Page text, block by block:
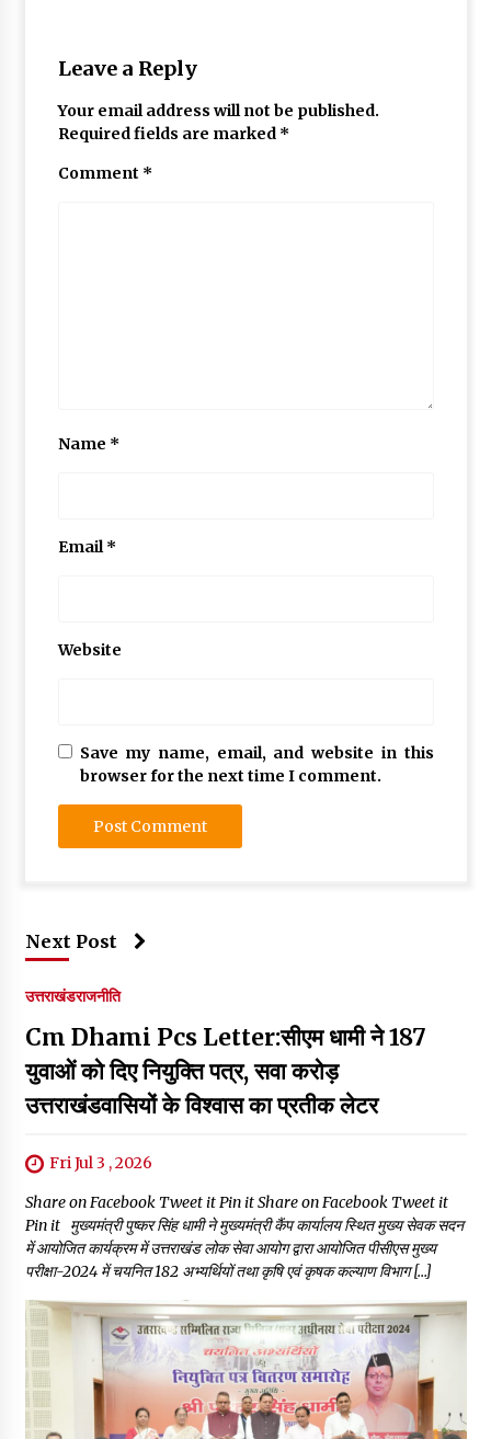
Leave a Reply
Your email address will not be published.
Required fields are marked *
Comment *
Name *
Email*
Website
Save my name, email, and website in this
browser for the next time I comment.
Next Post
उत्तराखंडराजनीति
Cm Dhami Pcs Letter:सीएम धामी ने 187
युवाओं को दिए नियुक्ति पत्र, सवा करोड़
उत्तराखंडवासियों के विश्वास का प्रतीक लेटर
Fri Jul 3 , 2026
Share on Facebook Tweet it Pin it Share on Facebook Tweet it
Pin it मुख्यमंत्री पुष्कर सिंह धामी ने मुख्यमंत्री कैंप कार्यालय स्थित मुख्य सेवक सदन
में आयोजित कार्यक्रम में उत्तराखंड लोक सेवा आयोग द्वारा आयोजित पीसीएस मुख्य
परीक्षा-2024 में चयनित 182 अभ्यर्थियों तथा कृषि एवं कृषक कल्याण विभाग […]